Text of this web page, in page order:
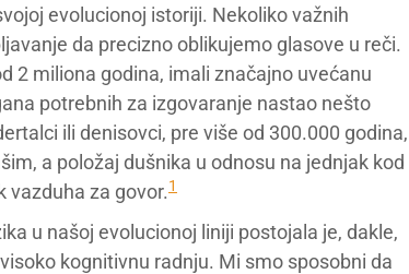
evolucionoj istoriji. Nekoliko važnih
da precizno oblikujemo glasove u reči.
2 miliona godina, imali značajno uvećanu
potrebnih za izgovaranje nastao nešto
ili denisovci, pre više od 300.000 godina,
a položaj dušnika u odnosu na jednjak kod
vazduha za govor.1
u našoj evolucionoj liniji postojala je, dakle,
kognitivnu radnju. Mi smo sposobni da